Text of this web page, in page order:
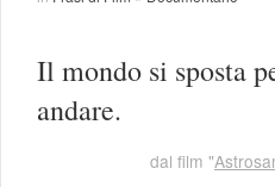
Il mondo si sposta
andare.
dal film "